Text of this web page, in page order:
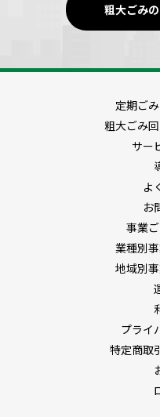
粗大ごみ
定期ご
粗大ごみ
サー
よ
お
事業
業種別
地域別
プライ
特定商取